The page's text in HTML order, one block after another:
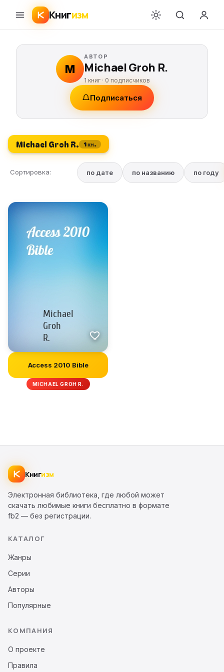
Книгизм
M
АВТОР
Michael Groh R.
1 книг ·0 подписчиков
Подписаться
Michael Groh R. 1 кн.
Сортировка: по дате по названию по году
Access 2010 Bible
MICHAEL GROH R.
Книгизм
Электронная библиотека, где любой может
скачать любимые книги бесплатно в формате
fb2 — без регистрации.
КАТАЛОГ
Жанры
Серии
Авторы
Популярные
КОМПАНИЯ
О проекте
Правила